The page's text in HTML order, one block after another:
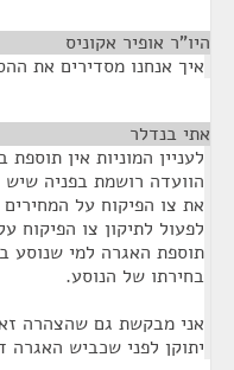
היו"ר אופיר אקוניס
איך אנחנו מסדירים את
אתי בנדלר
לעניין המוניות אין
הוועדה רושמת בפניה
את צו הפיקוח על
לפעול לתיקון צו הפיקוח
תוספת האגרה למי שנוסע
בחירתו של הנוסע.
אני מבקשת גם שהצהרה
יתוקן לפני שכביש האגרה